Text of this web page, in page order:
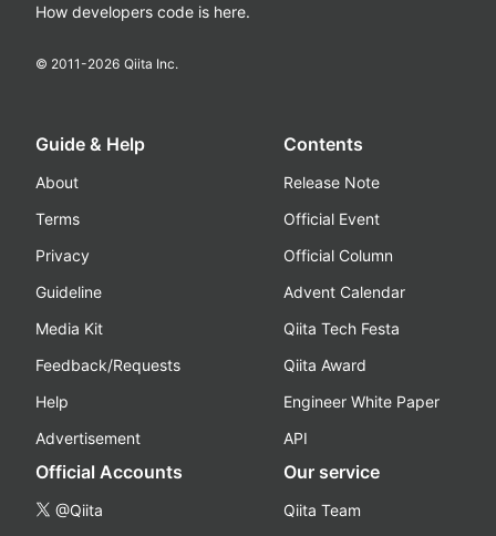
How developers code is here.
© 2011-2026 Qiita Inc.
Guide & Help
About
Terms
Privacy
Guideline
Media Kit
Feedback/Requests
Help
Advertisement
Contents
Release Note
Official Event
Official Column
Advent Calendar
Qiita Tech Festa
Qiita Award
Engineer White Paper
API
Official Accounts
@Qiita
Our service
Qiita Team